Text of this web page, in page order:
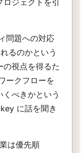
ジェクトを引
問題への対応
るのかという
の視点を得るた
ークフローを
べきかという
に話を聞き
は優先順